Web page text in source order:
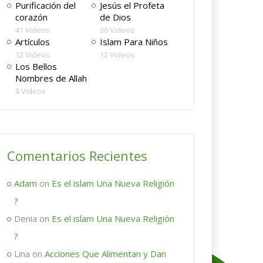
Purificación del
corazón
41 Videos
Jesús el Profeta
de Dios
30 Videos
Artículos
12 Videos
Islam Para Niños
12 Videos
Los Bellos
Nombres de Allah
8 Videos
Comentarios Recientes
Adam on Es el islam Una Nueva Religión
?
Denia on Es el islam Una Nueva Religión
?
Lina on Acciones Que Alimentan y Dan